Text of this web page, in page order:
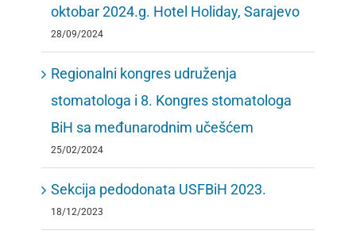
oktobar 2024.g. Hotel Holiday, Sarajevo
28/09/2024
Regionalni kongres udruženja
stomatologa i 8. Kongres stomatologa
BiH sa međunarodnim učešćem
25/02/2024
Sekcija pedodonata USFBiH 2023.
18/12/2023